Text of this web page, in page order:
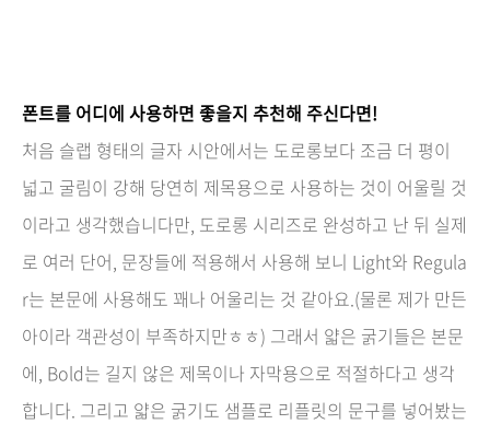
폰트를 어디에 사용하면 좋을지 추천해 주신다면!
처음 슬랩 형태의 글자 시안에서는 도로롱보다 조금 더 평이
넓고 굴림이 강해 당연히 제목용으로 사용하는 것이 어울릴 것
이라고 생각했습니다만, 도로롱 시리즈로 완성하고 난 뒤 실제
로 여러 단어, 문장들에 적용해서 사용해 보니 Light와 Regula
r는 본문에 사용해도 꽤나 어울리는 것 같아요.(물론 제가 만든
아이라 객관성이 부족하지만ㅎㅎ) 그래서 얇은 굵기들은 본문
에, Bold는 길지 않은 제목이나 자막용으로 적절하다고 생각
합니다. 그리고 얇은 굵기도 샘플로 리플릿의 문구를 넣어봤는